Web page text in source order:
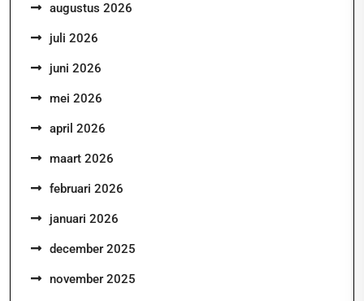
augustus 2026
juli 2026
juni 2026
mei 2026
april 2026
maart 2026
februari 2026
januari 2026
december 2025
november 2025